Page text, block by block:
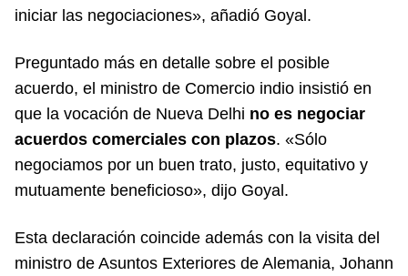
iniciar las negociaciones», añadió Goyal.
Preguntado más en detalle sobre el posible
acuerdo, el ministro de Comercio indio insistió en
que la vocación de Nueva Delhi no es negociar
acuerdos comerciales con plazos. «Sólo
negociamos por un buen trato, justo, equitativo y
mutuamente beneficioso», dijo Goyal.
Esta declaración coincide además con la visita del
ministro de Asuntos Exteriores de Alemania, Johann